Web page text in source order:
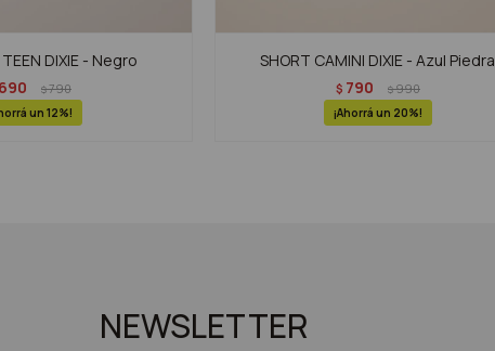
DIXIE - Negro
690 $790
12
SHORT CAMINI DIXIE - Azul Piedra
$ 790 $990
20
NEWSLETTER